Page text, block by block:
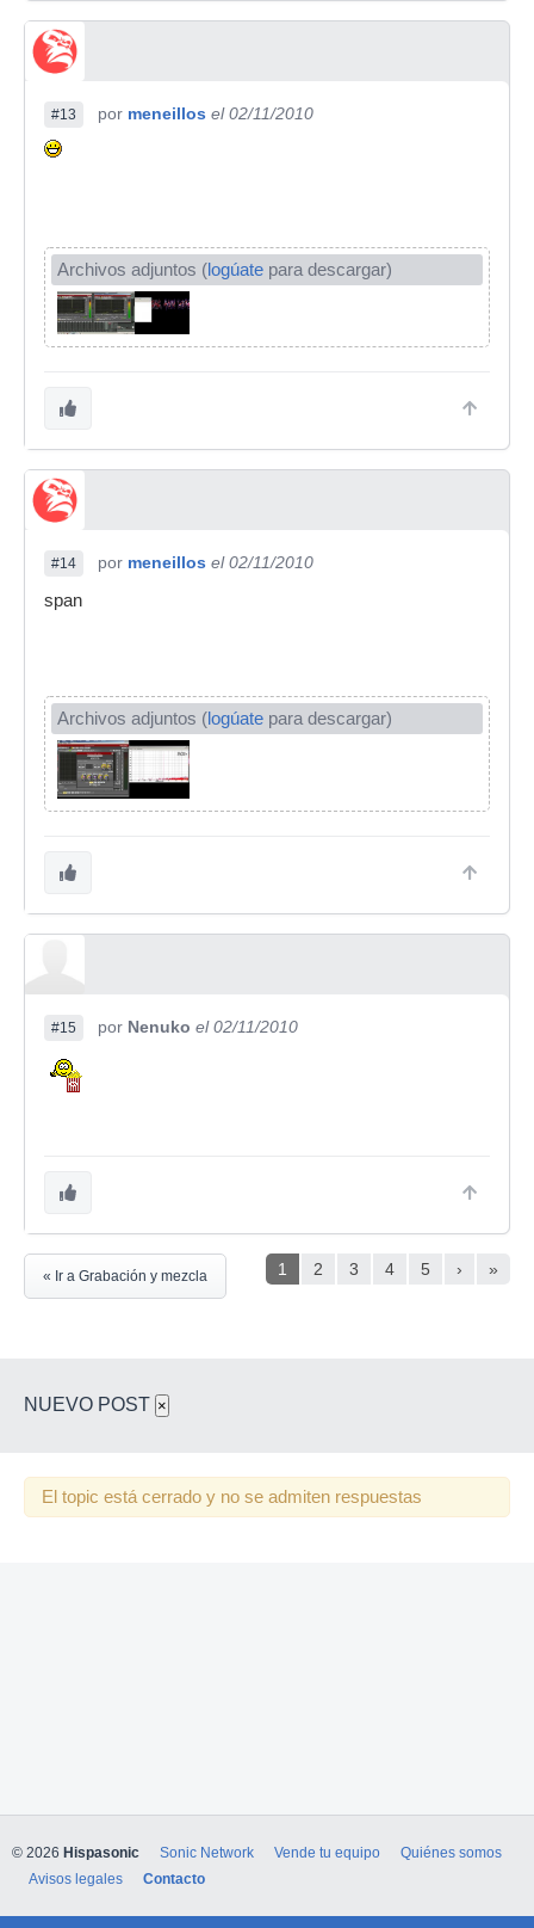
#13 por meneillos el 02/11/2010
Archivos adjuntos (logúate para descargar)
#14 por meneillos el 02/11/2010
span
Archivos adjuntos (logúate para descargar)
#15 por Nenuko el 02/11/2010
1 2 3 4 5 › »
« Ir a Grabación y mezcla
NUEVO POST ×
El topic está cerrado y no se admiten respuestas
© 2026 Hispasonic Sonic Network Vende tu equipo
Quiénes somos
Avisos legales
Contacto